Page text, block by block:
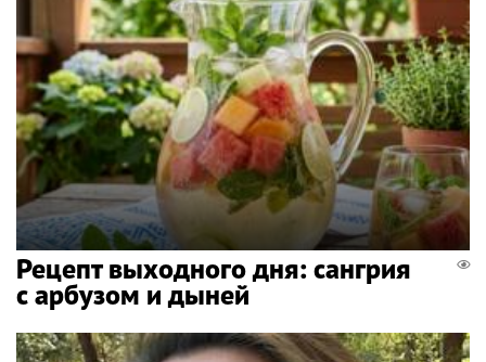
Рецепт выходного дня: сангрия
с арбузом и дыней